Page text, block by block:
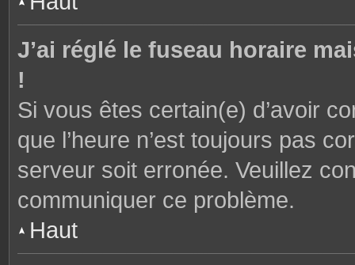
J’ai réglé le fuseau horaire
!
Si vous êtes certain(e) d’avoir
que l’heure n’est toujours pas
serveur soit erronée. Veuillez
communiquer ce problème.
Haut